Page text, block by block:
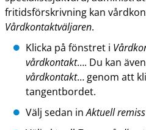
fritidsförskrivning kan
Vårdkontaktväljaren.
Klicka på fönstret i
vårdkontakt…. Du kan
vårdkontakt… genom att
tangentbordet.
Välj sedan inAktuell remiss